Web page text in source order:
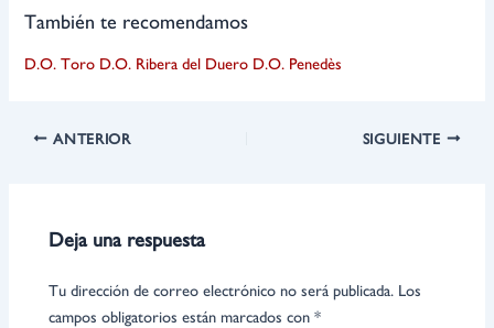
También te recomendamos
D.O. Toro D.O. Ribera del Duero D.O. Penedès
ANTERIOR SIGUIENTE
Deja una respuesta
Tu dirección de correo electrónico no será publicada. Los
campos obligatorios están marcados con*